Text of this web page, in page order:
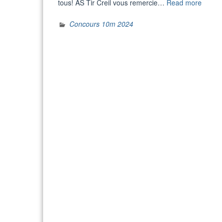
tous! AS Tir Creil vous remercie… Read more
Concours 10m 2024